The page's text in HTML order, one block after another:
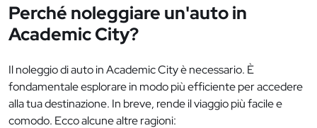
Perché noleggiare un'auto in
Academic City?
Il noleggio di auto in Academic City è necessario. È
fondamentale esplorare in modo più efficiente per accedere
alla tua destinazione. In breve, rende il viaggio più facile e
comodo. Ecco alcune altre ragioni: